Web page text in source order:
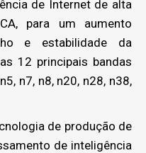
de Internet de alta
para um aumento
e estabilidade da
12 principais bandas
n7, n8, n20, n28, n38,
de produção de
de inteligência